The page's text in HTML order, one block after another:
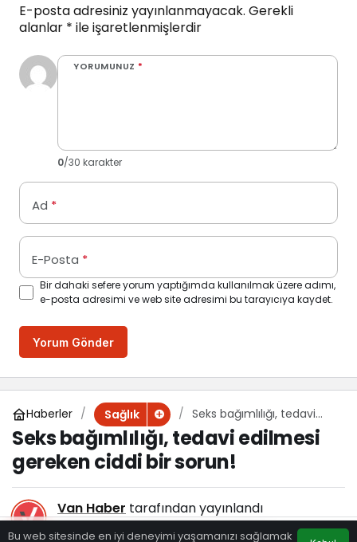
E-posta adresiniz yayınlanmayacak. Gerekli
alanlar * ile işaretlenmişlerdir
YORUMUNUZ *
0/30 karakter
Ad *
E-Posta *
Bir dahaki sefere yorum yaptığımda kullanılmak üzere adımı,
e-posta adresimi ve web site adresimi bu tarayıcıya kaydet.
Yorum Gönder
Haberler Sağlık
Seks bağımlılığı, tedavi
edilmesi gereken ciddi bir
sorun!
Seks bağımlılığı, tedavi edilmesi
gereken ciddi bir sorun!
Van Haber tarafından yayınlandı
25 Temmuz 2025, 08:17yayınlandı
Bu web sitesinde en iyi deneyimi yaşamanızı sağlamak